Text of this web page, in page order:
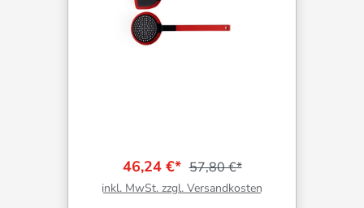
46,24 €* 57,80 €*
inkl. MwSt. zzgl. Versandkosten